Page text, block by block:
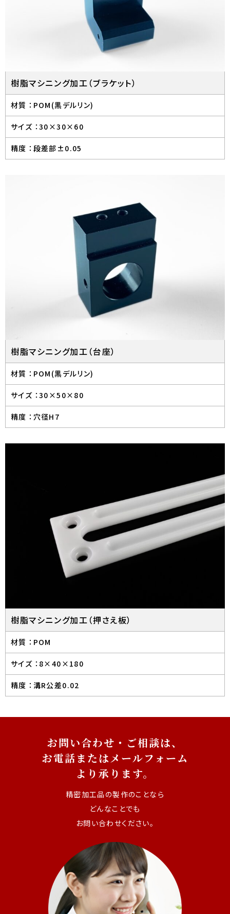
樹脂マシニング加工（ブラケット）
材質 ： POM(黒デルリン)
サイズ ： 30×30×60
精度 ： 段差部±0.05
樹脂マシニング加工（台座）
材質 ： POM(黒デルリン)
サイズ ： 30×50×80
精度 ： 穴径H7
樹脂マシニング加工（押さえ板）
材質 ： POM
サイズ ： 8×40×180
精度 ： 溝R公差0.02
お問い合わせ・ご相談は、
お電話またはメールフォーム
より承ります。
精密加工品の製作のことなら
どんなことでも
お問い合わせください。